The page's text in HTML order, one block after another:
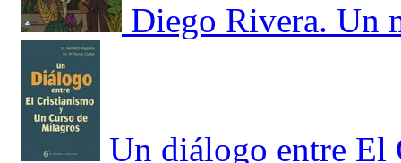
Diego Rivera. Un
Un diálogo entre El